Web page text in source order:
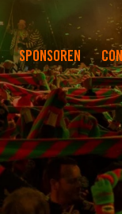
Sponsoren